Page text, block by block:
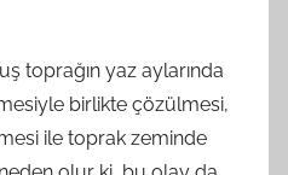
toprağın yaz aylarında
birlikte çözülmesi,
ile toprak zeminde